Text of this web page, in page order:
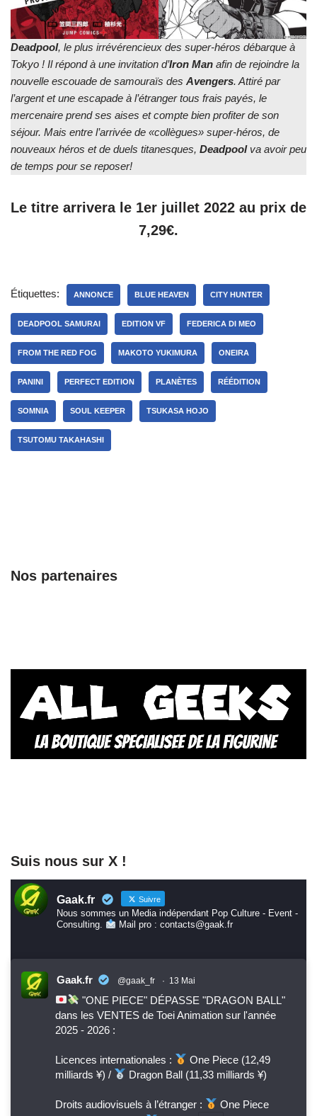
Deadpool, le plus irrévérencieux des super-héros débarque à
Tokyo ! Il répond à une invitation d’Iron Man afin de rejoindre la
nouvelle escouade de samouraïs des Avengers. Attiré par
l’argent et une escapade à l’étranger tous frais payés, le
mercenaire prend ses aises et compte bien profiter de son
séjour. Mais entre l’arrivée de «collègues» super-héros, de
nouveaux héros et de duels titanesques, Deadpoolva avoir peu
de temps pour se reposer!
Le titre arrivera le 1er juillet 2022 au prix de
7,29€.
Étiquettes: ANNONCE BLUE HEAVEN CITY HUNTER
DEADPOOL SAMURAI EDITION VF FEDERICA DI MEO
FROM THE RED FOG MAKOTO YUKIMURA ONEIRA
PANINI PERFECT EDITION PLANÈTES RÉÉDITION
SOMNIA SOUL KEEPER TSUKASA HOJO
TSUTOMU TAKAHASHI
Nos partenaires
Suis nous sur X !
Gaak.fr Suivre
Nous sommes un Media indépendant Pop Culture - Event -
Consulting.
Mail pro : contacts@gaak.fr
Gaak.fr @gaak_fr · 13 Mai
"ONE PIECE" DÉPASSE "DRAGON BALL"
dans les VENTES de Toei Animation sur l'année
2025 - 2026 :
Licences internationales :
One Piece (12,49
milliards ¥) /
Dragon Ball (11,33 milliards ¥)
Droits audiovisuels à l’étranger :
One Piece